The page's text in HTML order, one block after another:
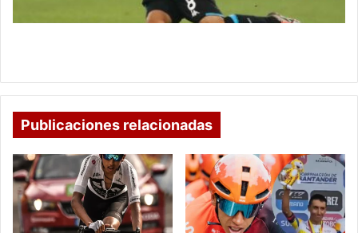
llegada
Publicaciones relacionadas